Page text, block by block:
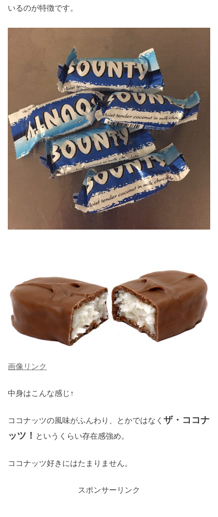
いるのが特徴です。
画像リンク
中身はこんな感じ↑
ココナッツの風味がふんわり、とかではなくザ・ココナ
ッツ！ というくらい存在感強め。
ココナッツ好きにはたまりません。
スポンサーリンク